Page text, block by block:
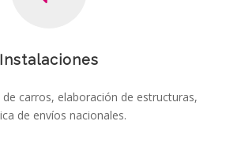
Instalaciones
carros, elaboración de estructuras,
de envíos nacionales.